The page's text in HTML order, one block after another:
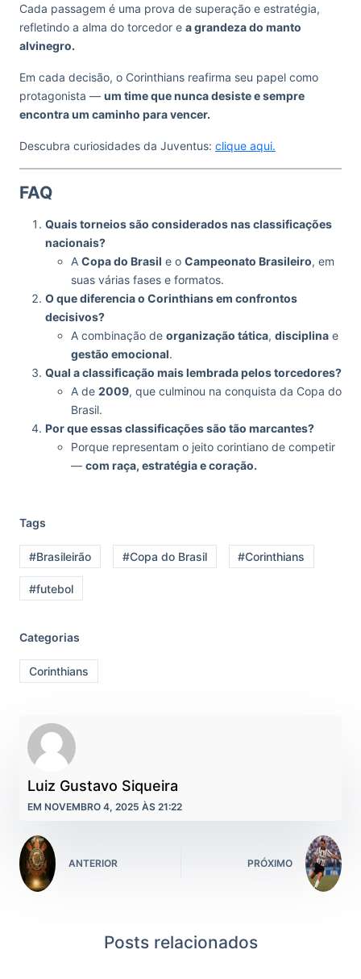
Cada passagem é uma prova de superação e estratégia,
refletindo a alma do torcedor e a grandeza do manto
alvinegro.
Em cada decisão, o Corinthians reafirma seu papel como
protagonista — um time que nunca desiste e sempre
encontra um caminho para vencer.
Descubra curiosidades da Juventus: clique aqui.
FAQ
Quais torneios são considerados nas classificações
nacionais?
A Copa do Brasil e o Campeonato Brasileiro, em
suas várias fases e formatos.
O que diferencia o Corinthians em confrontos
decisivos?
A combinação de organização tática, disciplina e
gestão emocional.
Qual a classificação mais lembrada pelos torcedores?
A de 2009, que culminou na conquista da Copa do
Brasil.
Por que essas classificações são tão marcantes?
Porque representam o jeito corintiano de competir
— com raça, estratégia e coração.
Tags
#Brasileirão #Copa do Brasil #Corinthians
#futebol
Categorias
Corinthians
Luiz Gustavo Siqueira
EM NOVEMBRO 4, 2025 ÀS 21:22
ANTERIOR PRÓXIMO
Posts relacionados